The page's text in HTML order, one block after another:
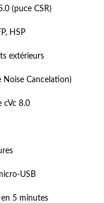
(puce CSR)
HSP
extérieurs
Noise Cancelation)
cVc 8.0
USB
en 5 minutes